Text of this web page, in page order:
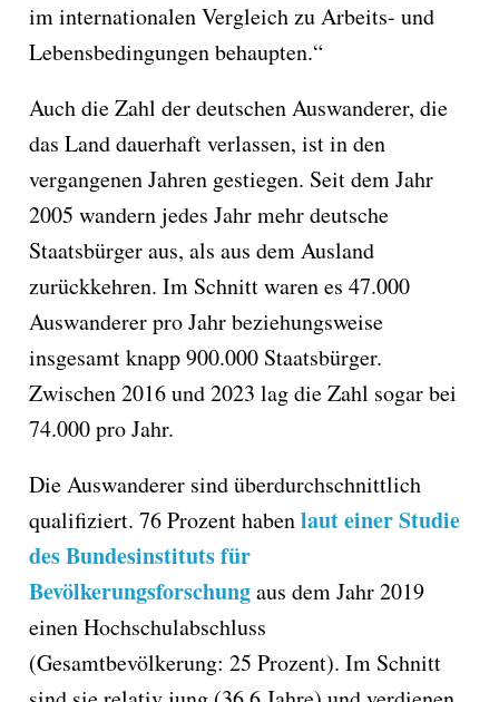
im internationalen Vergleich zu Arbeits- und
Lebensbedingungen behaupten.“
Auch die Zahl der deutschen Auswanderer, die
das Land dauerhaft verlassen, ist in den
vergangenen Jahren gestiegen. Seit dem Jahr
2005 wandern jedes Jahr mehr deutsche
Staatsbürger aus, als aus dem Ausland
zurückkehren. Im Schnitt waren es 47.000
Auswanderer pro Jahr beziehungsweise
insgesamt knapp 900.000 Staatsbürger.
Zwischen 2016 und 2023 lag die Zahl sogar bei
74.000 pro Jahr.
Die Auswanderer sind überdurchschnittlich
qualifiziert. 76 Prozent habenlaut einer Studie
des Bundesinstituts für
Bevölkerungsforschungaus dem Jahr 2019
einen Hochschulabschluss
(Gesamtbevölkerung: 25 Prozent). Im Schnitt